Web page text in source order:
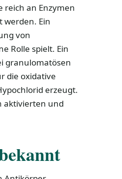
reich an Enzymen
werden. Ein
von
Rolle spielt. Ein
granulomatösen
die oxidative
erzeugt.
aktivierten und